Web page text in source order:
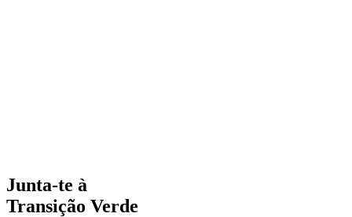
Junta-te à
Transição Verde